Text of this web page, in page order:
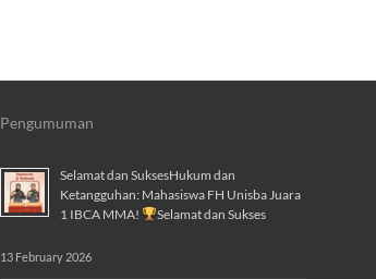
Pengumuman
Selamat dan SuksesHukum dan
Ketangguhan: Mahasiswa FH Unisba Juara
1 IBCA MMA!
Selamat dan Sukses
13 February 2026